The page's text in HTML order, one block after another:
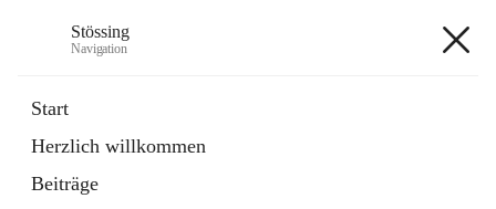
Stössing
Navigation
Start
Herzlich willkommen
Beiträge
Datei
in